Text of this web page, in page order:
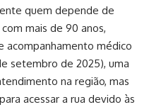
quem depende de
mais de 90 anos,
acompanhamento médico
setembro de 2025), uma
na região, mas
acessar a rua devido às